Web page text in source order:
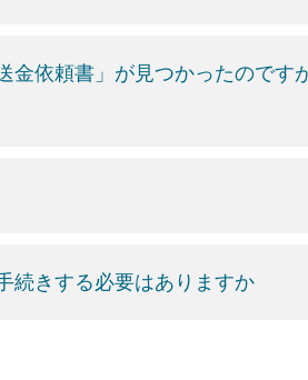
依頼書」が見つかったのです
続きする必要はありますか